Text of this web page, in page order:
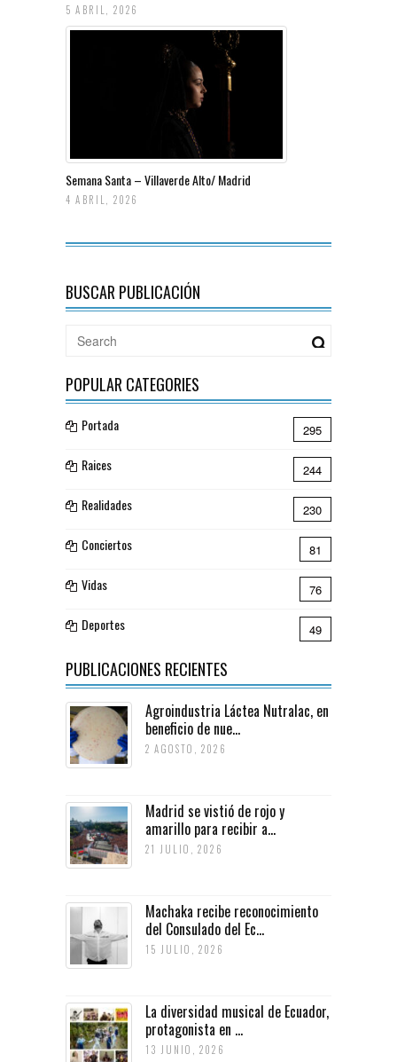
5 ABRIL, 2026
Semana Santa – Villaverde Alto/ Madrid
4 ABRIL, 2026
BUSCAR PUBLICACIÓN
POPULAR CATEGORIES
Portada 295
Raices 244
Realidades 230
Conciertos 81
Vidas 76
Deportes 49
PUBLICACIONES RECIENTES
Agroindustria Láctea Nutralac, en
beneficio de nue...
2 AGOSTO, 2026
Madrid se vistió de rojo y
amarillo para recibir a...
21 JULIO, 2026
Machaka recibe reconocimiento
del Consulado del Ec...
15 JULIO, 2026
La diversidad musical de Ecuador,
protagonista en ...
13 JUNIO, 2026